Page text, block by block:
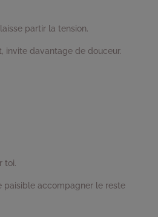
partir la tension.
invite davantage de douceur.
toi.
paisible accompagner le reste